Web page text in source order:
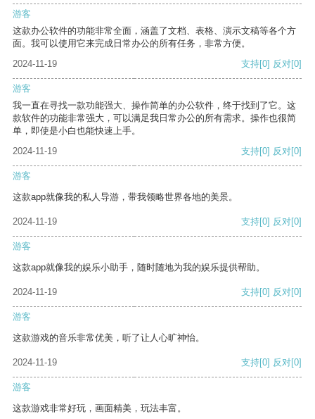
游客
这款办公软件的功能非常全面，涵盖了文档、表格、演示文稿等各个方
面。我可以使用它来完成日常办公的所有任务，非常方便。
2024-11-19
支持[0] 反对[0]
游客
我一直在寻找一款功能强大、操作简单的办公软件，终于找到了它。这
款软件的功能非常强大，可以满足我日常办公的所有需求。操作也很简
单，即使是小白也能快速上手。
2024-11-19
支持[0] 反对[0]
游客
这款app就像我的私人导游，带我领略世界各地的美景。
2024-11-19 支持[0] 反对[0]
游客
这款app就像我的娱乐小助手，随时随地为我的娱乐提供帮助。
2024-11-19 支持[0] 反对[0]
游客
这款游戏的音乐非常优美，听了让人心旷神怡。
2024-11-19 支持[0] 反对[0]
游客
这款游戏非常好玩，画面精美，玩法丰富。